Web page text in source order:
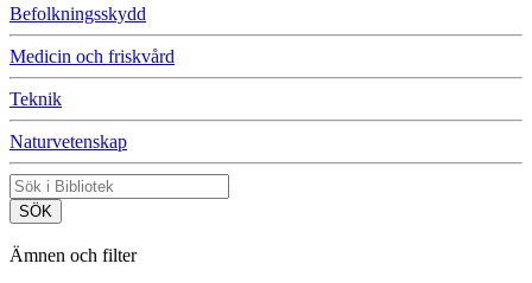
Befolkningsskydd
Medicin och friskvård
Teknik
Naturvetenskap
Ämnen och filter